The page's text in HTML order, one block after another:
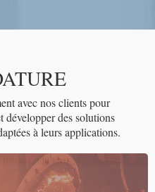
avec nos clients pour
développer des solutions
à leurs applications.